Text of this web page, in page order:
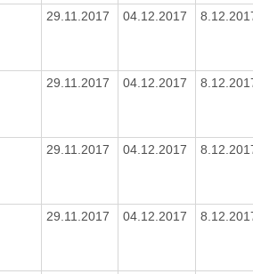
29.11.2017 04.12.2017
29.11.2017 04.12.2017
29.11.2017 04.12.2017
29.11.2017 04.12.2017